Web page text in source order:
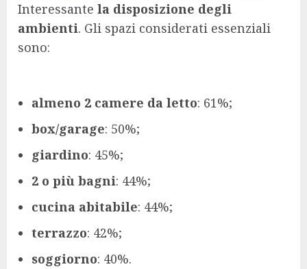
Interessante la disposizione degli
ambienti. Gli spazi considerati essenziali
sono:
almeno 2 camere da letto: 61%;
box/garage: 50%;
giardino: 45%;
2 o più bagni: 44%;
cucina abitabile: 44%;
terrazzo: 42%;
soggiorno: 40%.